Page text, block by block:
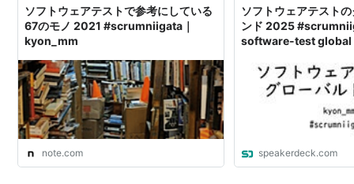
ソフトウェアテストで参考にしている
67のモノ 2021 #scrumniigata｜
kyon_mm
note.com
ソフトウェアテスト
ンド 2025
software-test
speakerdeck.com